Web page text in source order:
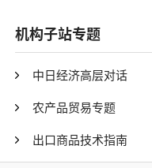
机构子站专题
中日经济高层对话
农产品贸易专题
出口商品技术指南